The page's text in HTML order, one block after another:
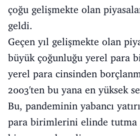
çoğu gelişmekte olan
geldi.
Geçen yıl gelişmekte olan
büyük çoğunluğu yerel para
yerel para cinsinden
2003'ten bu yana en yüksek
Bu, pandeminin yabancı
para birimlerini elinde tutma